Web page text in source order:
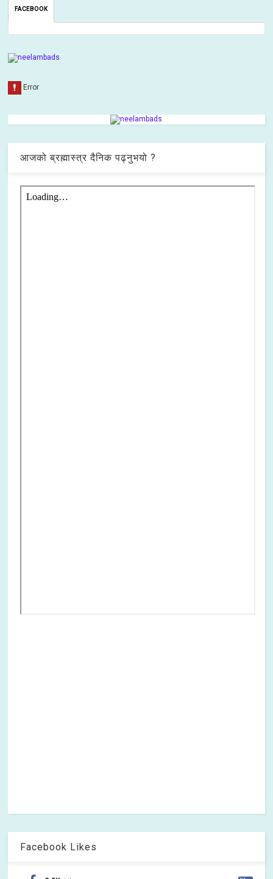
FACEBOOK
आजको ब्रह्मास्त्र दैनिक पढ्नुभयो ?
Facebook Likes